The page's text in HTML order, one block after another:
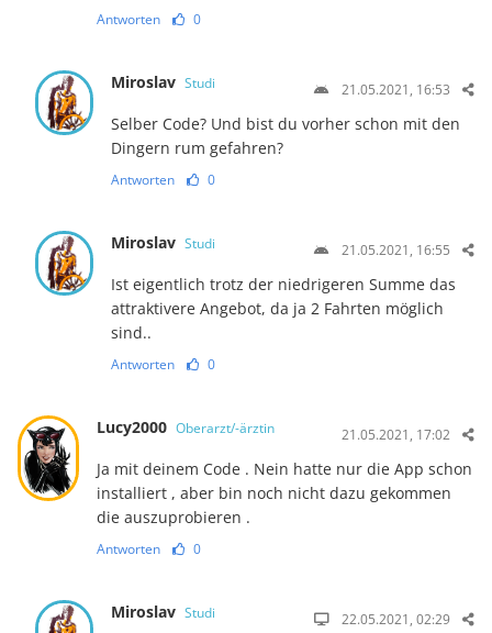
Antworten 0
Miroslav Studi 21.05.2021, 16:53
Selber Code? Und bist du vorher schon mit den
Dingern rum gefahren?
Antworten 0
Miroslav Studi 21.05.2021, 16:55
Ist eigentlich trotz der niedrigeren Summe das
attraktivere Angebot, da ja 2 Fahrten möglich
sind..
Antworten 0
Lucy2000 Oberarzt/-ärztin 21.05.2021, 17:02
Ja mit deinem Code . Nein hatte nur die App schon
installiert , aber bin noch nicht dazu gekommen
die auszuprobieren .
Antworten 0
Miroslav Studi 22.05.2021, 02:29